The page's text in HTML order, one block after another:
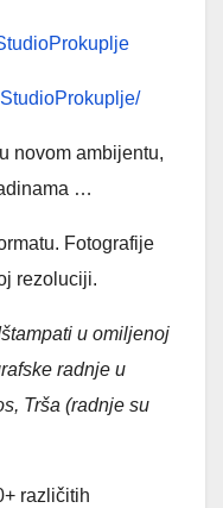
novom ambijentu,
…
Fotografije
rezoluciji.
u omiljenoj
radnje u
Trša (radnje su
različitih